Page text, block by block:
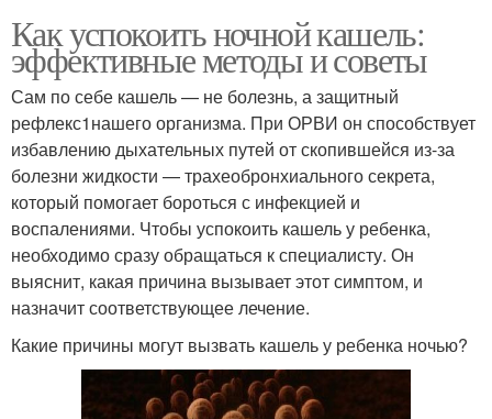
Как успокоить ночной кашель:
эффективные методы и советы
Сам по себе кашель — не болезнь, а защитный
рефлекс1нашего организма. При ОРВИ он способствует
избавлению дыхательных путей от скопившейся из-за
болезни жидкости — трахеобронхиального секрета,
который помогает бороться с инфекцией и
воспалениями. Чтобы успокоить кашель у ребенка,
необходимо сразу обращаться к специалисту. Он
выяснит, какая причина вызывает этот симптом, и
назначит соответствующее лечение.
Какие причины могут вызвать кашель у ребенка ночью?